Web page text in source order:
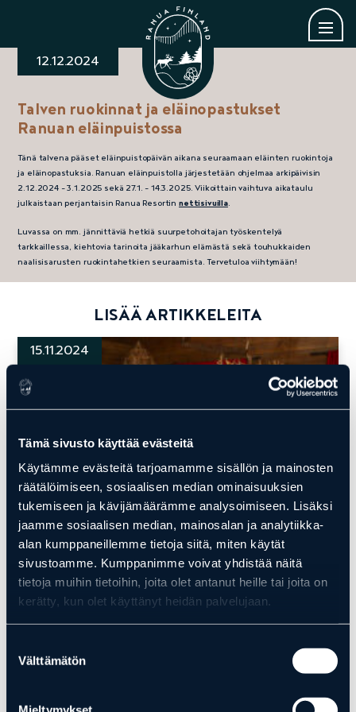
Tämä sivusto käyttää evästeitä
Käytämme evästeitä tarjoamamme sisällön ja mainosten
räätälöimiseen, sosiaalisen median ominaisuuksien
tukemiseen ja kävijämäärämme analysoimiseen. Lisäksi
jaamme sosiaalisen median, mainosalan ja analytiikka-
alan kumppaneillemme tietoja siitä, miten käytät
sivustoamme. Kumppanimme voivat yhdistää näitä
tietoja muihin tietoihin, joita olet antanut heille tai joita on
kerätty, kun olet käyttänyt heidän palvelujaan.
valinta
Välttämätön
12.12.2024
Talven ruokinnat ja eläinopastukset
Ranuan eläinpuistossa
Tänä talvena pääset eläinpuistopäivän aikana seuraamaan eläinten ruokintoja
ja eläinopastuksia. Ranuan eläinpuistolla järjestetään ohjelmaa arkipäivisin
2.12.2024 – 3.1.2025 sekä 27.1. – 14.3.2025. Viikoittain vaihtuva aikataulu
julkaistaan perjantaisin Ranua Resortinnettisivuilla.
Luvassa on mm. jännittäviä hetkiä suurpetohoitajan työskentelyä
tarkkaillessa, kiehtovia tarinoita jääkarhun elämästä sekä touhukkaiden
naalisisarusten ruokintahetkien seuraamista. Tervetuloa viihtymään!
LISÄÄ ARTIKKELEITA
15.11.2024
AJANKOHTAISTA
UUSI JOULUPUKKIPALVELU
RANUALLA
Lue lisää